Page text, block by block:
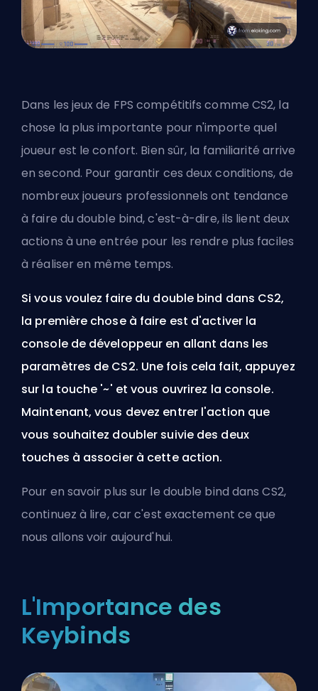
Dans les jeux de FPS compétitifs comme CS2, la
chose la plus importante pour n'importe quel
joueur est le confort. Bien sûr, la familiarité arrive
en second. Pour garantir ces deux conditions, de
nombreux joueurs professionnels ont tendance
à faire du double bind, c'est-à-dire, ils lient deux
actions à une entrée pour les rendre plus faciles
à réaliser en même temps.
Si vous voulez faire du double bind dans CS2,
la première chose à faire est d'activer la
console de développeur en allant dans les
paramètres de CS2. Une fois cela fait, appuyez
sur la touche '~' et vous ouvrirez la console.
Maintenant, vous devez entrer l'action que
vous souhaitez doubler suivie des deux
touches à associer à cette action.
Pour en savoir plus sur le double bind dans CS2,
continuez à lire, car c'est exactement ce que
nous allons voir aujourd'hui.
L'Importance des
Keybinds